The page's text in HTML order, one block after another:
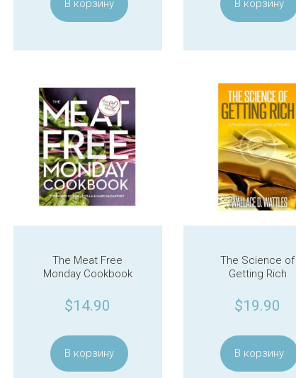
В корзину В корзину
The Meat Free
Monday Cookbook
$14.90
В корзину
The Science of
Getting Rich
$19.90
В корзину